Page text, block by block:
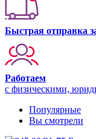
Быстрая отправка
Работаем
с физическими,
Популярные
Вы смотрели